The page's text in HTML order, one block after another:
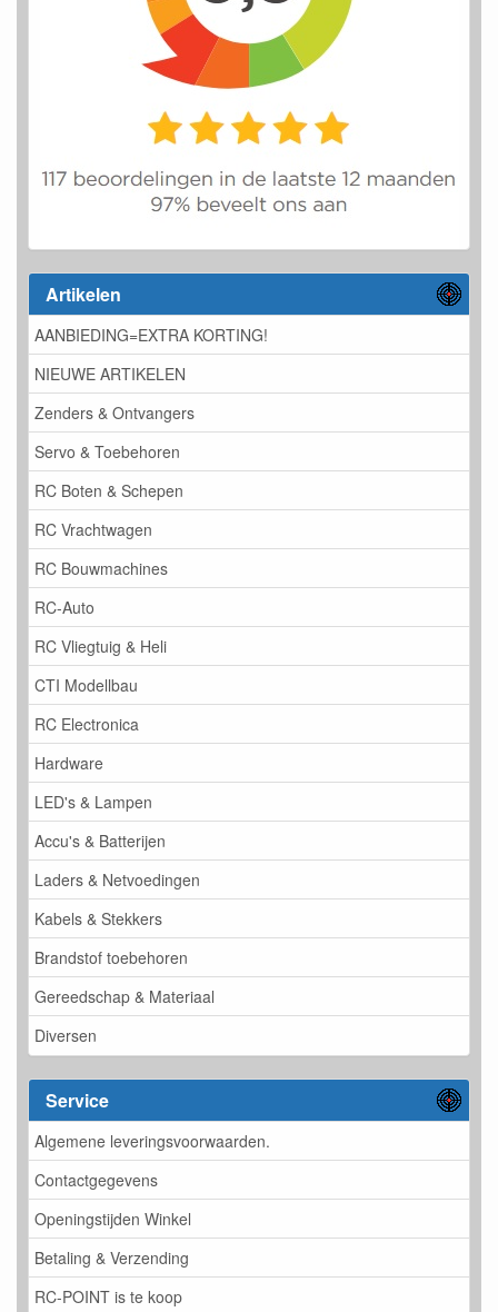
Artikelen
AANBIEDING=EXTRA KORTING!
NIEUWE ARTIKELEN
Zenders & Ontvangers
Servo & Toebehoren
RC Boten & Schepen
RC Vrachtwagen
RC Bouwmachines
RC-Auto
RC Vliegtuig & Heli
CTI Modellbau
RC Electronica
Hardware
LED's & Lampen
Accu's & Batterijen
Laders & Netvoedingen
Kabels & Stekkers
Brandstof toebehoren
Gereedschap & Materiaal
Diversen
Service
Algemene leveringsvoorwaarden.
Contactgegevens
Openingstijden Winkel
Betaling & Verzending
RC-POINT is te koop